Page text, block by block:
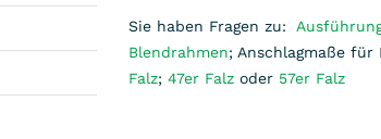
Sie haben Fragen zu:
Blendrahmen; Anschlagmaße
Falz;47er Falz oder 57er Falz